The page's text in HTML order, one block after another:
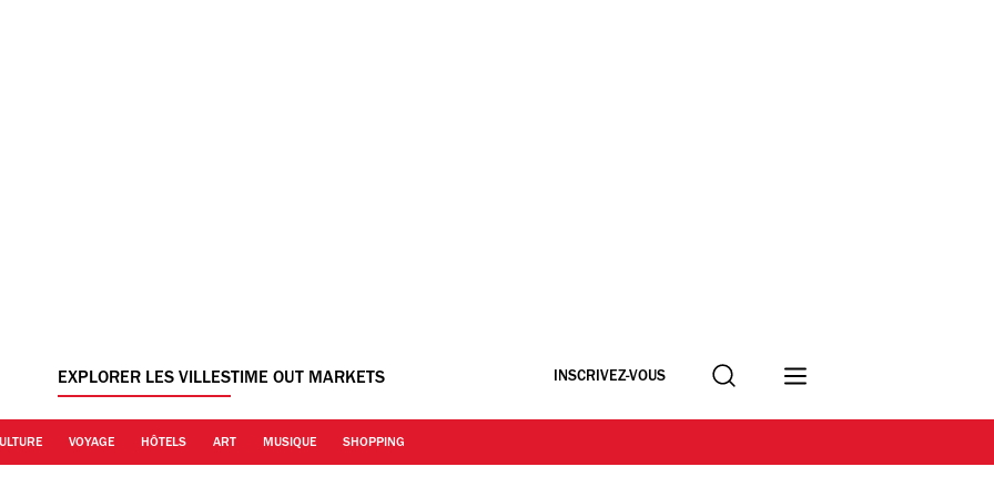
EXPLORER LES VILLESTIME OUT MARKETS INSCRIVEZ-VOUS Recherche
VOYAGE HÔTELS ART MUSIQUE SHOPPING